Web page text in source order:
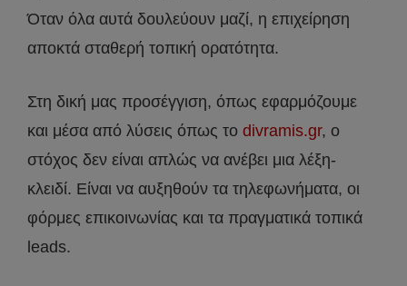
Όταν όλα αυτά δουλεύουν μαζί, η επιχείρηση
αποκτά σταθερή τοπική ορατότητα.
Στη δική μας προσέγγιση, όπως εφαρμόζουμε
και μέσα από λύσεις όπως το divramis.gr, ο
στόχος δεν είναι απλώς να ανέβει μια λέξη-
κλειδί. Είναι να αυξηθούν τα τηλεφωνήματα, οι
φόρμες επικοινωνίας και τα πραγματικά τοπικά
leads.